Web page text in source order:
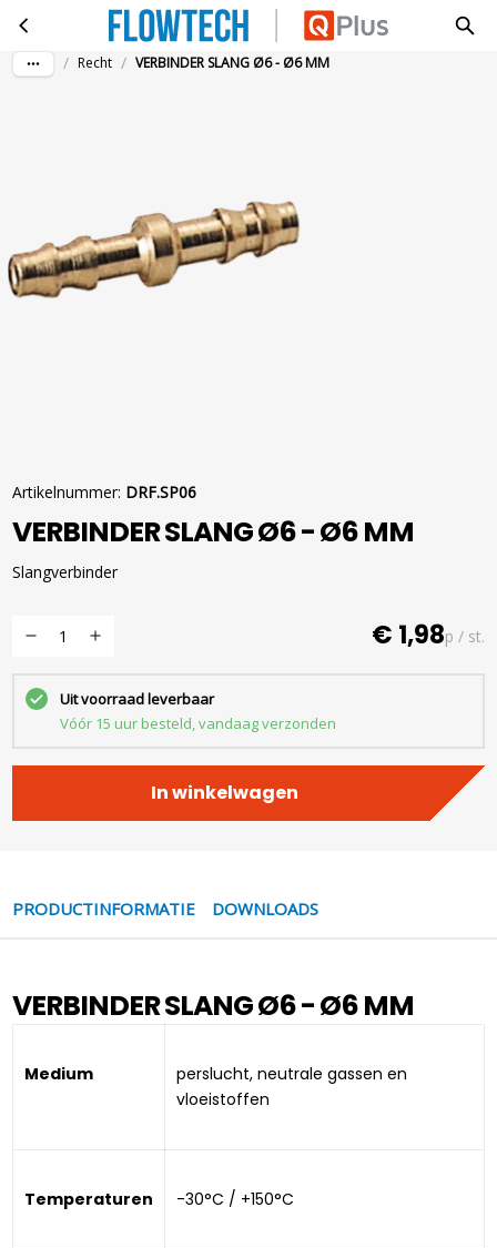
Ga naar hoofdinhoudVERBINDER SLANG Ø6 - Ø6 MM
/ Recht / VERBINDER SLANG Ø6 - Ø6 MM
Artikelnummer: DRF.SP06
VERBINDER SLANG Ø6 - Ø6 MM
Slangverbinder
€ 1,98p / st.
Uit voorraad leverbaar
Vóór 15 uur besteld, vandaag verzonden
In winkelwagen
PRODUCTINFORMATIE DOWNLOADS
VERBINDER SLANG Ø6 - Ø6 MM
Medium
perslucht, neutrale gassen en
vloeistoffen
Temperaturen -30°C / +150°C